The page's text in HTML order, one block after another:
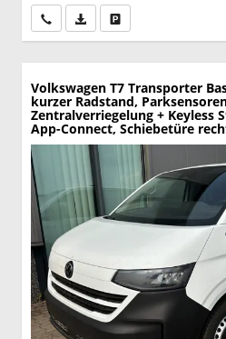
Wir rufen Sie anPDF-Datei, Fahrzeugexposé
Volkswagen T7 Transporter
kurzer Radstand,
Zentralverriegelung + Keyless
App-Connect, Schiebetüre